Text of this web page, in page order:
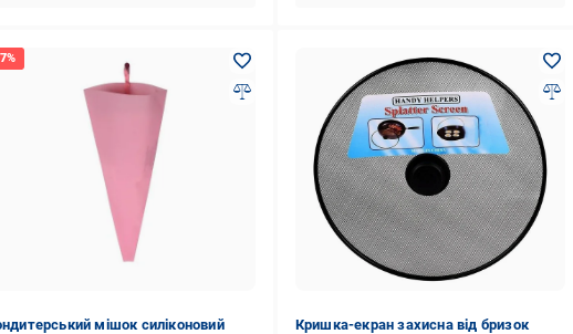
мішок силіконовий
Кришка-екран захисна від бризок